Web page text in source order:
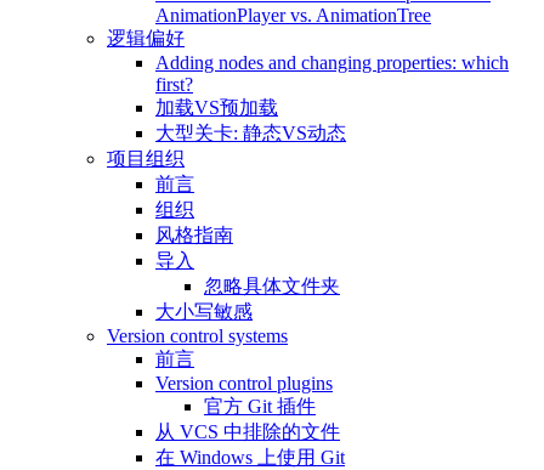
AnimationPlayer vs. AnimationTree
逻辑偏好
Adding nodes and changing properties: which
first?
加载VS预加载
大型关卡: 静态VS动态
项目组织
前言
组织
风格指南
导入
忽略具体文件夹
大小写敏感
Version control systems
前言
Version control plugins
官方 Git 插件
从 VCS 中排除的文件
在 Windows 上使用 Git